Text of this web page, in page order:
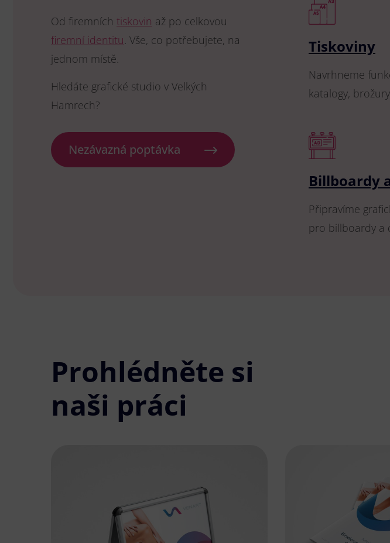
Od firemních tiskovin až po celkovou
firemní identitu. Vše, co potřebujete, na
jednom místě.
Hledáte grafické studio v Velkých
Hamrech?
Nezávazná poptávka
Tiskoviny
Navrhneme
katalogy,
Billboardy
Připravíme
pro billboardy a
Prohlédněte si
naši práci